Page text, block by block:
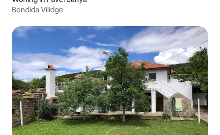
Bendida Vilidge